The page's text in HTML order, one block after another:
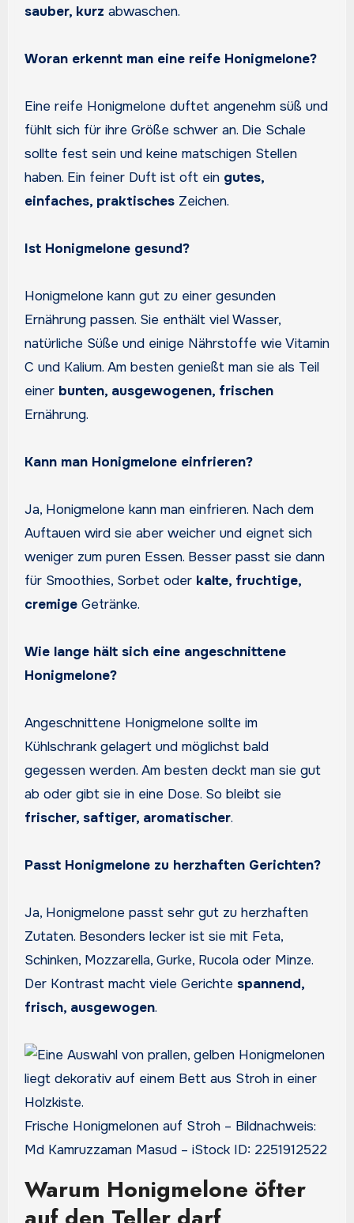
sauber, kurz abwaschen.
Woran erkennt man eine reife Honigmelone?
Eine reife Honigmelone duftet angenehm süß und
fühlt sich für ihre Größe schwer an. Die Schale
sollte fest sein und keine matschigen Stellen
haben. Ein feiner Duft ist oft ein gutes,
einfaches, praktischesZeichen.
Ist Honigmelone gesund?
Honigmelone kann gut zu einer gesunden
Ernährung passen. Sie enthält viel Wasser,
natürliche Süße und einige Nährstoffe wie Vitamin
C und Kalium. Am besten genießt man sie als Teil
einer bunten, ausgewogenen, frischen
Ernährung.
Kann man Honigmelone einfrieren?
Ja, Honigmelone kann man einfrieren. Nach dem
Auftauen wird sie aber weicher und eignet sich
weniger zum puren Essen. Besser passt sie dann
für Smoothies, Sorbet oder kalte, fruchtige,
cremigeGetränke.
Wie lange hält sich eine angeschnittene
Honigmelone?
Angeschnittene Honigmelone sollte im
Kühlschrank gelagert und möglichst bald
gegessen werden. Am besten deckt man sie gut
ab oder gibt sie in eine Dose. So bleibt sie
frischer, saftiger, aromatischer.
Passt Honigmelone zu herzhaften Gerichten?
Ja, Honigmelone passt sehr gut zu herzhaften
Zutaten. Besonders lecker ist sie mit Feta,
Schinken, Mozzarella, Gurke, Rucola oder Minze.
Der Kontrast macht viele Gerichte spannend,
frisch, ausgewogen.
Frische Honigmelonen auf Stroh – Bildnachweis:
Md Kamruzzaman Masud – iStock ID: 2251912522
Warum Honigmelone öfter